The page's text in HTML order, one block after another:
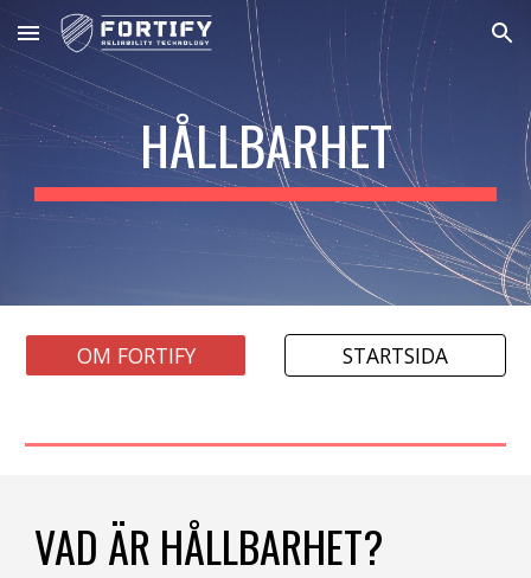
Skip to main content Skip to navigation
HÅLLBARHET
OM FORTIFY STARTSIDA
VAD ÄR HÅLLBARHET?